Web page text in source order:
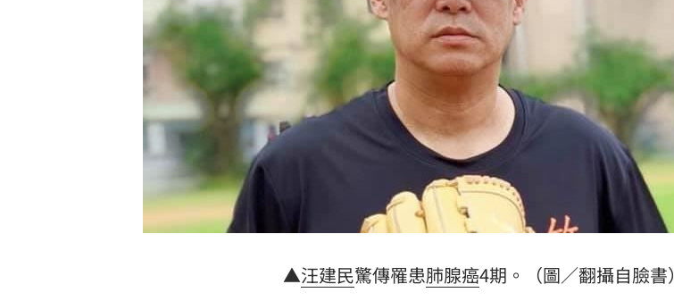
姜厚任小女友超早熟！關係人回應小三爭議 14:08
台灣彩券開獎直播中 20:31
LIVE三立+24小時直播 15:27
三立iNEWS新聞台線上直播
AI時代！威力馬導入智慧營運系統提升效率 12:00
商場戰國來臨 台中「頂奢大道」逐漸成形 12:00
▲汪建民驚傳罹患肺腺癌4期。（圖／翻攝自臉書）